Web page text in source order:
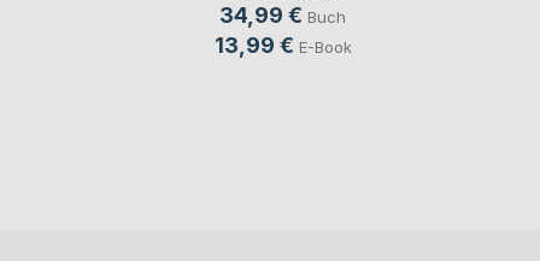
34,99 € Buch
13,99 € E-Book